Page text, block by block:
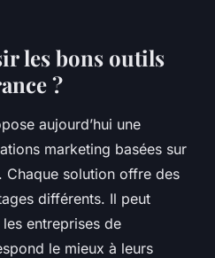
les bons outils
?
aujourd’hui une
marketing basées sur
Chaque solution offre des
différents. Il peut
entreprises de
le mieux à leurs